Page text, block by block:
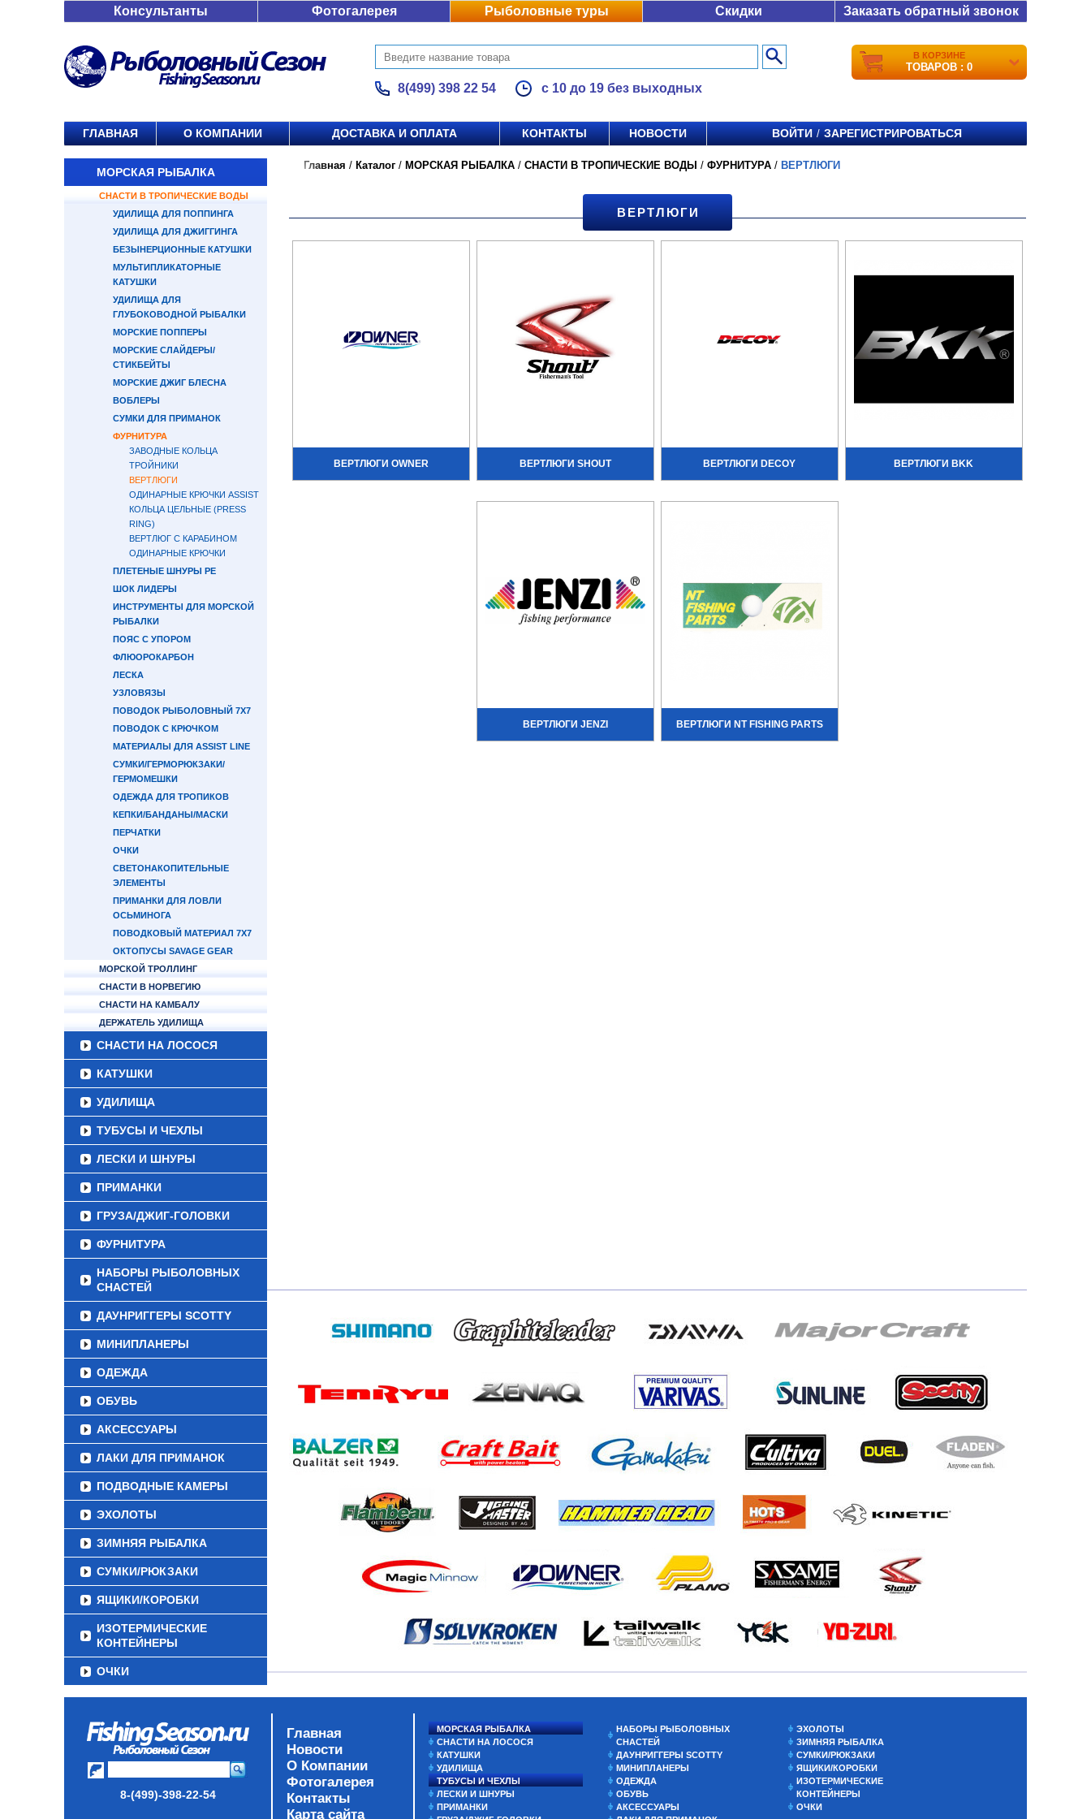
Консультанты Фотогалерея Рыболовные туры Скидки Заказать обратный звонок
8(499) 398 22 54 с 10 до 19 без выходных
В КОРЗИНЕ
ТОВАРОВ : 0
ГЛАВНАЯ О КОМПАНИИ ДОСТАВКА И ОПЛАТА КОНТАКТЫ НОВОСТИ ВОЙТИ / ЗАРЕГИСТРИРОВАТЬСЯ
МОРСКАЯ РЫБАЛКА
СНАСТИ В ТРОПИЧЕСКИЕ ВОДЫ
УДИЛИЩА ДЛЯ ПОППИНГА
УДИЛИЩА ДЛЯ ДЖИГГИНГА
БЕЗЫНЕРЦИОННЫЕ КАТУШКИ
МУЛЬТИПЛИКАТОРНЫЕ
КАТУШКИ
УДИЛИЩА ДЛЯ
ГЛУБОКОВОДНОЙ РЫБАЛКИ
МОРСКИЕ ПОППЕРЫ
МОРСКИЕ СЛАЙДЕРЫ/
СТИКБЕЙТЫ
МОРСКИЕ ДЖИГ БЛЕСНА
ВОБЛЕРЫ
СУМКИ ДЛЯ ПРИМАНОК
ФУРНИТУРА
ЗАВОДНЫЕ КОЛЬЦА
ТРОЙНИКИ
ВЕРТЛЮГИ
ОДИНАРНЫЕ КРЮЧКИ ASSIST
КОЛЬЦА ЦЕЛЬНЫЕ (PRESS
RING)
ВЕРТЛЮГ С КАРАБИНОМ
ОДИНАРНЫЕ КРЮЧКИ
ПЛЕТЕНЫЕ ШНУРЫ PE
ШОК ЛИДЕРЫ
ИНСТРУМЕНТЫ ДЛЯ МОРСКОЙ
РЫБАЛКИ
ПОЯС С УПОРОМ
ФЛЮОРОКАРБОН
ЛЕСКА
УЗЛОВЯЗЫ
ПОВОДОК РЫБОЛОВНЫЙ 7Х7
ПОВОДОК С КРЮЧКОМ
МАТЕРИАЛЫ ДЛЯ ASSIST LINE
СУМКИ/ГЕРМОРЮКЗАКИ/
ГЕРМОМЕШКИ
ОДЕЖДА ДЛЯ ТРОПИКОВ
КЕПКИ/БАНДАНЫ/МАСКИ
ПЕРЧАТКИ
ОЧКИ
СВЕТОНАКОПИТЕЛЬНЫЕ
ЭЛЕМЕНТЫ
ПРИМАНКИ ДЛЯ ЛОВЛИ
ОСЬМИНОГА
ПОВОДКОВЫЙ МАТЕРИАЛ 7Х7
ОКТОПУСЫ SAVAGE GEAR
МОРСКОЙ ТРОЛЛИНГ
СНАСТИ В НОРВЕГИЮ
СНАСТИ НА КАМБАЛУ
ДЕРЖАТЕЛЬ УДИЛИЩА
СНАСТИ НА ЛОСОСЯ
КАТУШКИ
УДИЛИЩА
ТУБУСЫ И ЧЕХЛЫ
ЛЕСКИ И ШНУРЫ
ПРИМАНКИ
ГРУЗА/ДЖИГ-ГОЛОВКИ
ФУРНИТУРА
НАБОРЫ РЫБОЛОВНЫХ
СНАСТЕЙ
ДАУНРИГГЕРЫ SCOTTY
МИНИПЛАНЕРЫ
ОДЕЖДА
ОБУВЬ
АКСЕССУАРЫ
ЛАКИ ДЛЯ ПРИМАНОК
ПОДВОДНЫЕ КАМЕРЫ
ЭХОЛОТЫ
ЗИМНЯЯ РЫБАЛКА
СУМКИ/РЮКЗАКИ
ЯЩИКИ/КОРОБКИ
ИЗОТЕРМИЧЕСКИЕ
КОНТЕЙНЕРЫ
ОЧКИ
Главная / Каталог / МОРСКАЯ РЫБАЛКА / СНАСТИ В ТРОПИЧЕСКИЕ ВОДЫ / ФУРНИТУРА / ВЕРТЛЮГИ
ВЕРТЛЮГИ
ВЕРТЛЮГИ OWNER ВЕРТЛЮГИ SHOUT ВЕРТЛЮГИ DECOY ВЕРТЛЮГИ BKK
ВЕРТЛЮГИ JENZI ВЕРТЛЮГИ NT FISHING PARTS
8-(499)-398-22-54
Главная
Новости
О Компании
Фотогалерея
Контакты
Карта сайта
МОРСКАЯ РЫБАЛКА
СНАСТИ НА ЛОСОСЯ
КАТУШКИ
УДИЛИЩА
ТУБУСЫ И ЧЕХЛЫ
ЛЕСКИ И ШНУРЫ
ПРИМАНКИ
НАБОРЫ РЫБОЛОВНЫХ
СНАСТЕЙ
ДАУНРИГГЕРЫ SCOTTY
МИНИПЛАНЕРЫ
ОДЕЖДА
ОБУВЬ
АКСЕССУАРЫ
ЭХОЛОТЫ
ЗИМНЯЯ РЫБАЛКА
СУМКИ/РЮКЗАКИ
ЯЩИКИ/КОРОБКИ
ИЗОТЕРМИЧЕСКИЕ
КОНТЕЙНЕРЫ
ОЧКИ